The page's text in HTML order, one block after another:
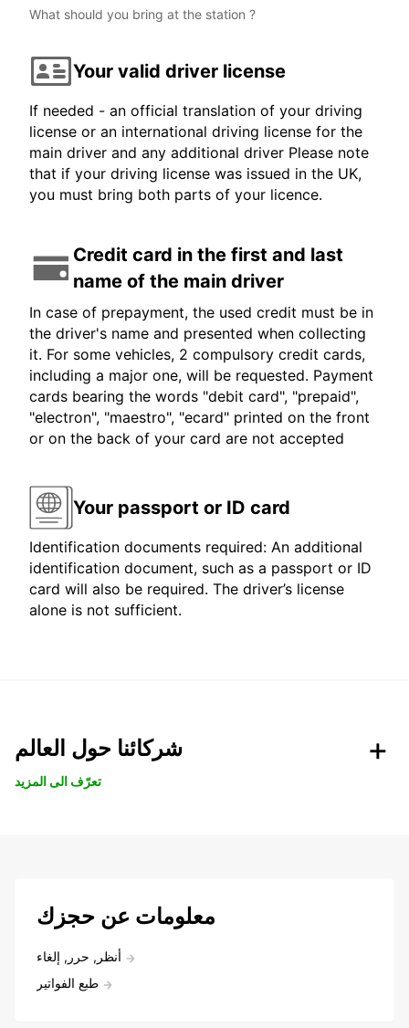
What should you bring at the station ?
Your valid driver license
If needed - an official translation of your driving
license or an international driving license for the
main driver and any additional driver Please note
that if your driving license was issued in the UK,
you must bring both parts of your licence.
Credit card in the first and last
name of the main driver
In case of prepayment, the used credit must be in
the driver's name and presented when collecting
it. For some vehicles, 2 compulsory credit cards,
including a major one, will be requested. Payment
cards bearing the words "debit card", "prepaid",
"electron", "maestro", "ecard" printed on the front
or on the back of your card are not accepted
Your passport or ID card
Identification documents required: An additional
identification document, such as a passport or ID
card will also be required. The driver’s license
alone is not sufficient.
شركائنا حول العالم
تعرّف الى المزيد
معلومات عن حجزك
أنظر, حرر, إلغاء
طبع الفواتير